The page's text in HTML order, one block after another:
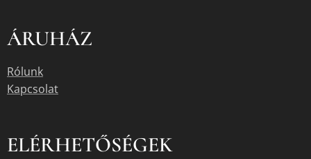
ÁRUHÁZ
Rólunk
Kapcsolat
ELÉRHETŐSÉGEK